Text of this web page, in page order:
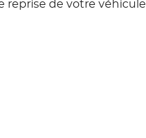
reprise de votre véhicule